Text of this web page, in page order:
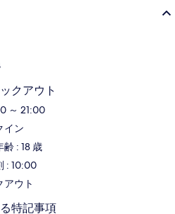
クアウト
～ 21:00
イン
: 18 歳
: 10:00
アウト
特記事項